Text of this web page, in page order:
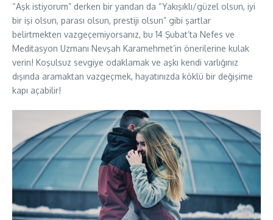
“Aşk istiyorum” derken bir yandan da “Yakışıklı/güzel olsun, iyi
bir işi olsun, parası olsun, prestiji olsun” gibi şartlar
belirtmekten vazgeçemiyorsanız, bu 14 Şubat’ta Nefes ve
Meditasyon Uzmanı Nevşah Karamehmet’in önerilerine kulak
verin! Koşulsuz sevgiye odaklamak ve aşkı kendi varlığınız
dışında aramaktan vazgeçmek, hayatınızda köklü bir değişime
kapı açabilir!